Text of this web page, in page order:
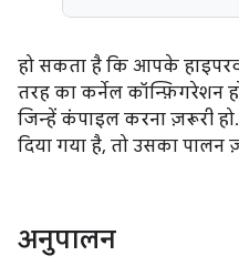
हो सकता है कि आपके
तरह का कर्नेल कॉन्फ़िगरेशन
जिन्हें कंपाइल करना ज़रूरी
दिया गया है, तो उसका पालन
अनुपालन